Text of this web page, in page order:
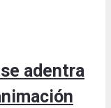
adentra